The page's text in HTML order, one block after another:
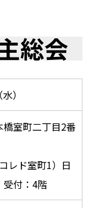
総会
）
室町二丁目2番
レド室町1）日
付：4階